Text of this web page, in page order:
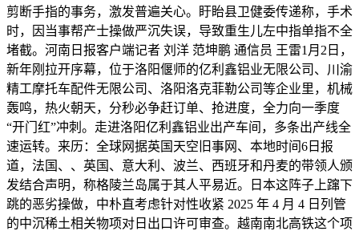
剪断手指的事务，激发普遍关心。盱眙县卫健委传递称，手术
时，因当事帮产士操做严沉失误，导致重生儿左中指单指不全
堵截。河南日报客户端记者 刘洋 范坤鹏 通信员 王雷1月2日，
新年刚拉开序幕，位于洛阳偃师的亿利鑫铝业无限公司、川渝
精工摩托车配件无限公司、洛阳洛克菲勒公司等企业里，机械
轰鸣，热火朝天，分秒必争赶订单、抢进度，全力向一季度
“开门红”冲刺。走进洛阳亿利鑫铝业出产车间，多条出产线全
速运转。来历：全球网据英国天空旧事网、本地时间6日报
道，法国、、英国、意大利、波兰、西班牙和丹麦的带领人颁
发结合声明，称格陵兰岛属于其人平易近。日本这阵子上蹿下
跳的恶劣操做，中朴直考虑针对性收紧 2025 年 4 月 4 日列管
的中沉稀土相关物项对日出口许可审查。越南南北高铁这个项